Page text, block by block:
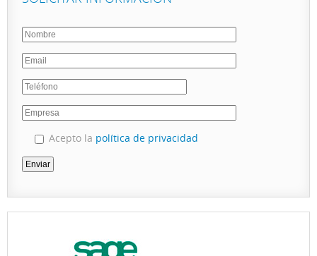
Acepto la política de privacidad